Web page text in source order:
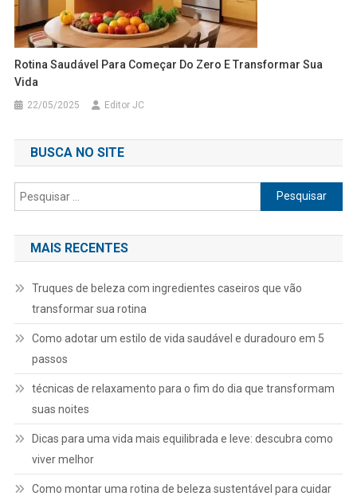
Rotina Saudável Para Começar Do Zero E Transformar Sua
Vida
22/05/2025 Editor JC
BUSCA NO SITE
Pesquisar
por:
MAIS RECENTES
Truques de beleza com ingredientes caseiros que vão
transformar sua rotina
Como adotar um estilo de vida saudável e duradouro em 5
passos
técnicas de relaxamento para o fim do dia que transformam
suas noites
Dicas para uma vida mais equilibrada e leve: descubra como
viver melhor
Como montar uma rotina de beleza sustentável para cuidar